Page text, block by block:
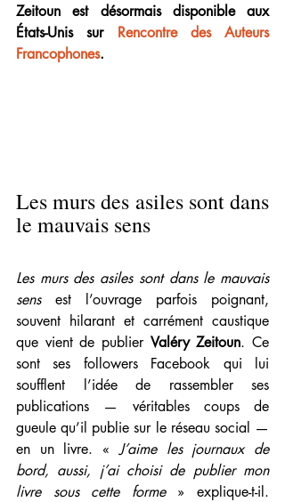
Zeitoun est désormais disponible aux
États-Unis sur Rencontre des Auteurs
Francophones.
Les murs des asiles sont dans
le mauvais sens
Les murs des asiles sont dans le mauvais
sens est l’ouvrage parfois poignant,
souvent hilarant et carrément caustique
que vient de publier Valéry Zeitoun. Ce
sont ses followers Facebook qui lui
soufflent l’idée de rassembler ses
publications — véritables coups de
gueule qu’il publie sur le réseau social —
en un livre. « J’aime les journaux de
bord, aussi, j’ai choisi de publier mon
livre sous cette forme » explique-t-il.